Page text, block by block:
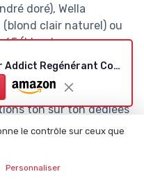
doré), Wella
clair naturel) ou
(blond moyen
type de rendu subtil.
de coloration
de consulter un
ton sur ton dédiées
ton sur ton ne
cent mais floute la
Paris - Mask Color Addict Regénérant Colorant Cheveux Blonds - Effet Rose Baby Blond - 300ml
le contrôle sur ceux que
Personnaliser